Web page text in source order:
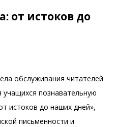
от истоков до
обслуживания читателей
познавательную
истоков до наших дней»,
письменности и